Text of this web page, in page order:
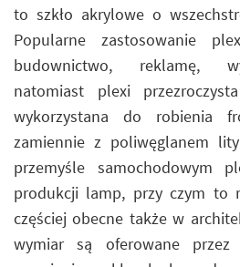
to szkło akrylowe o
Popularne zastosowanie
budownictwo, reklamę,
natomiast plexi
wykorzystana do robienia
zamiennie z poliwęglanem
przemyśle samochodowym
produkcji lamp, przy czym to
częściej obecne także w
wymiar są oferowane przez